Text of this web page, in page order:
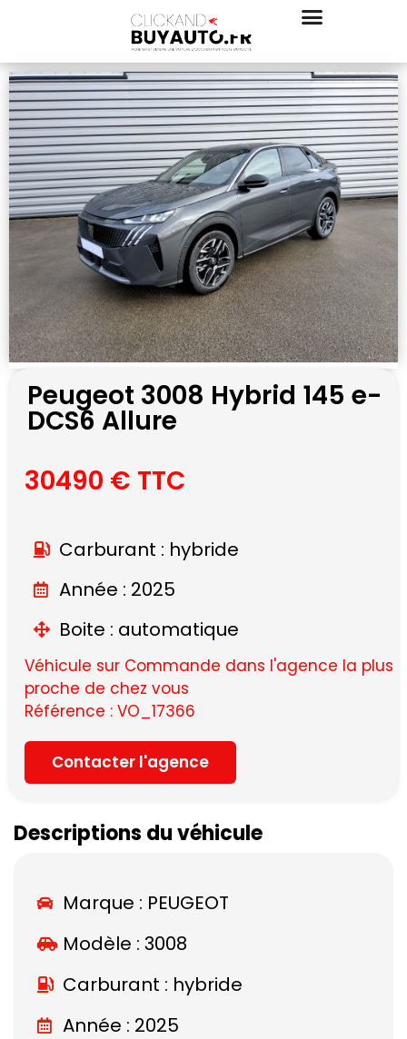
Peugeot 3008 Hybrid 145 e-
DCS6 Allure
30490 € TTC
Carburant : hybride
Année : 2025
Boite : automatique
Véhicule sur Commande dans l'agence la plus
proche de chez vous
Référence : VO_17366
Contacter l'agence
Descriptions du véhicule
Marque : PEUGEOT
Modèle : 3008
Carburant : hybride
Année : 2025